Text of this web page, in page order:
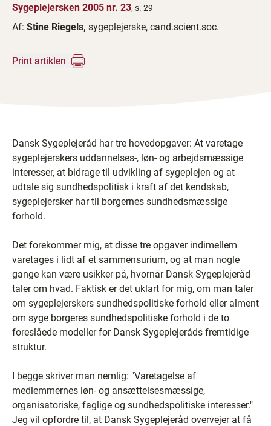
Sygeplejersken 2005 nr. 23, s. 29
Af: Stine Riegels, sygeplejerske, cand.scient.soc.
Print artiklen
Dansk Sygeplejeråd har tre hovedopgaver: At varetage
sygeplejerskers uddannelses-, løn- og arbejdsmæssige
interesser, at bidrage til udvikling af sygeplejen og at
udtale sig sundhedspolitisk i kraft af det kendskab,
sygeplejersker har til borgernes sundhedsmæssige
forhold.
Det forekommer mig, at disse tre opgaver indimellem
varetages i lidt af et sammensurium, og at man nogle
gange kan være usikker på, hvornår Dansk Sygeplejeråd
taler om hvad. Faktisk er det uklart for mig, om man taler
om sygeplejerskers sundhedspolitiske forhold eller alment
om syge borgeres sundhedspolitiske forhold i de to
foreslåede modeller for Dansk Sygeplejeråds fremtidige
struktur.
I begge skriver man nemlig: "Varetagelse af
medlemmernes løn- og ansættelsesmæssige,
organisatoriske, faglige og sundhedspolitiske interesser."
Jeg vil opfordre til, at Dansk Sygeplejeråd overvejer at få